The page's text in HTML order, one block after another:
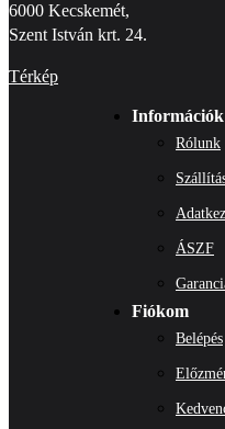
6000 Kecskemét,
Szent István krt. 24.
Térkép
Információk
Rólunk
ÁSZF
Fiókom
Belépés